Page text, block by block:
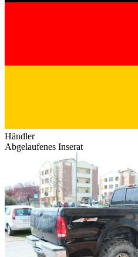
Händler
Abgelaufenes Inserat